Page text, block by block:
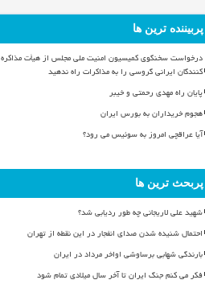
پربیننده ترین ها
درخواست سخنگوی کمیسیون امنیت ملی مجلس از هیأت مذاکره
کنندگان ایرانی گروسی را به مذاکرات راه ندهید
پایان راه مهدی رحمتی و خیبر
هجوم خریداران به بورس ایران
آیا عراقچی امروز به سوئیس می رود؟
پربحث ترین ها
شهید علی لاریجانی چه طور ردیابی شد؟
احتمال شنیده شدن صدای انفجار در این نقطه از تهران
بارندگی شهابی برساوشی اواخر مرداد در ایران
فکر می کنم جنگ ایران تا آخر سال میلادی تمام شود